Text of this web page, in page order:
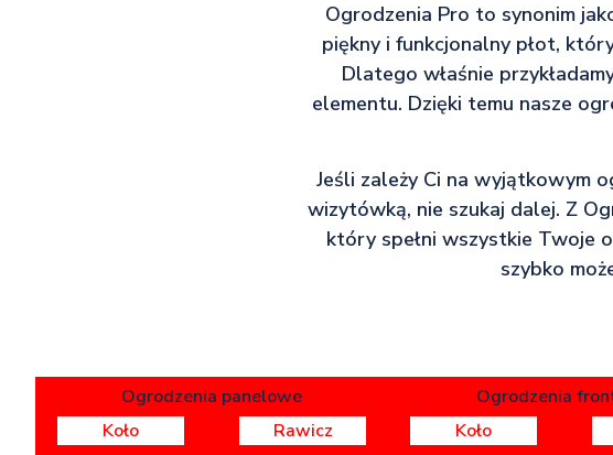
Ogrodzenia Pro to synonim
piękny i funkcjonalny płot,
Dlatego właśnie
elementu. Dzięki temu nasze
Jeśli zależy Ci na wyjątkowym
wizytówką, nie szukaj dalej. Z
który spełni wszystkie Twoje
szybko
Ogrodzenia panelowe
Koło
Rawicz
Ogrodzenia
Koło